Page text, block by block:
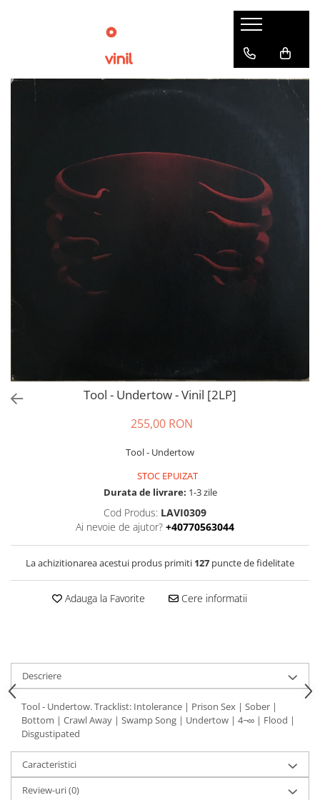
Tool - Undertow - Vinil [2LP]
255,00 RON
Tool - Undertow
STOC EPUIZAT
Durata de livrare: 1-3 zile
Cod Produs: LAVI0309
Ai nevoie de ajutor? +40770563044
La achizitionarea acestui produs primiti 127 puncte de fidelitate
Adauga la Favorite Cere informatii
Descriere
Tool - Undertow. Tracklist: Intolerance | Prison Sex | Sober |
Bottom | Crawl Away | Swamp Song | Undertow | 4¬∞ | Flood |
Disgustipated
Caracteristici
Review-uri(0)